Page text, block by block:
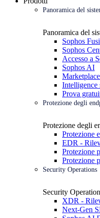
Panoramica del
Panoramica del
Sophos
Sophos
Accesso a
Sophos AI
Intelligence
Prova
Protezione degli
Protezione degli
Protezione
EDR -
Protezione
Protezione
Security Operations
Security
XDR -
Next-Gen